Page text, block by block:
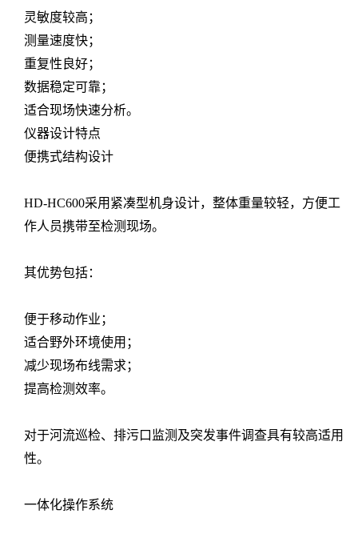
灵敏度较高；
测量速度快；
重复性良好；
数据稳定可靠；
适合现场快速分析。
仪器设计特点
便携式结构设计
HD-HC600采用紧凑型机身设计，整体重量较轻，方便工
作人员携带至检测现场。
其优势包括：
便于移动作业；
适合野外环境使用；
减少现场布线需求；
提高检测效率。
对于河流巡检、排污口监测及突发事件调查具有较高适用
性。
一体化操作系统